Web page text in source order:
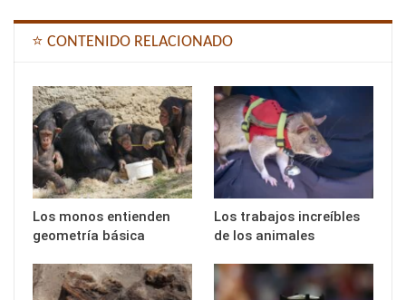
⭐ CONTENIDO RELACIONADO
Los monos entienden
geometría básica
Los trabajos increíbles
de los animales